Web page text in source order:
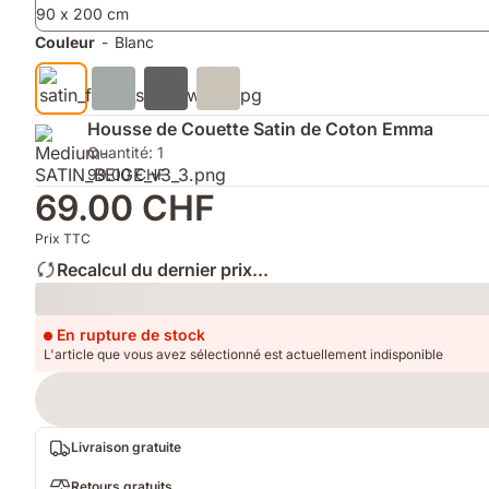
de
la
peau
et
les
frottements
avec
les
cheveux
90 x 200 cm
Couleur - Blanc
Housse de Couette Satin de Coton Emma
Quantité: 1
99.00 CHF
69.00 CHF
Prix TTC
Recalcul du dernier prix...
Loading
En rupture de stock
L'article que vous avez sélectionné est actuellement indisponible
Livraison gratuite